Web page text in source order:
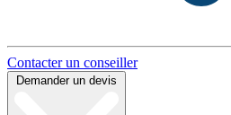
Contacter un conseiller
Demander un devis